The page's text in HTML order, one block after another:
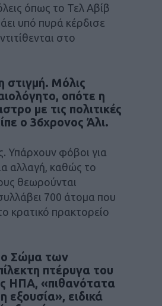
όπως το Τελ Αβίβ
υπό πυρά κέρδισε
στο
στιγμή. Μόλις
οπότε η
με τις πολιτικές
ο 36χρονος Άλι.
Υπάρχουν φόβοι για
αλλαγή, καθώς το
θεωρούνται
700 άτομα που
κρατικό πρακτορείο
Σώμα των
πτέρυγα του
ΗΠΑ, «πιθανότατα
εξουσία», ειδικά